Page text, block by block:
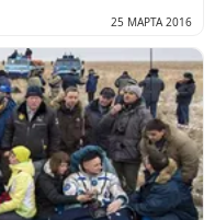
25 МАРТА 2016